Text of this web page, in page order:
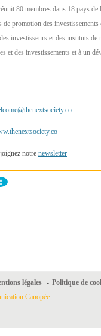
80 membres dans 18 pays de
de promotion des
investisseurs et des instituts
et des investissements et à un
notre newsletter
légales - Politique de
Canopée